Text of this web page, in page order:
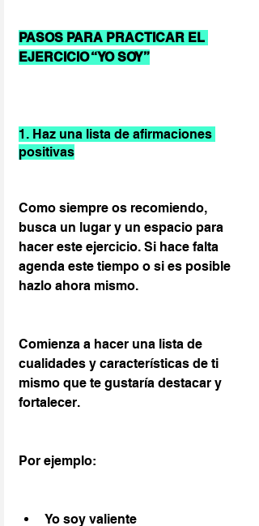
PASOS PARA PRACTICAR EL
EJERCICIO “YO SOY”
1. Haz una lista de afirmaciones
positivas
Como siempre os recomiendo,
busca un lugar y un espacio para
hacer este ejercicio. Si hace falta
agenda este tiempo o si es posible
hazlo ahora mismo.
Comienza a hacer una lista de
cualidades y características de ti
mismo que te gustaría destacar y
fortalecer.
Por ejemplo:
Yo soy valiente